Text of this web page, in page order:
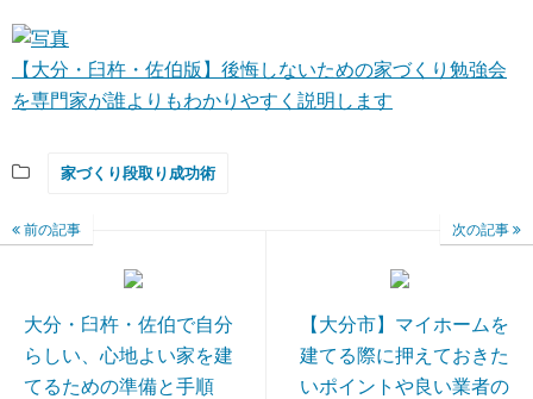
【大分・臼杵・佐伯版】後悔しないための家づくり勉強会
を専門家が誰よりもわかりやすく説明します
家づくり段取り成功術
前の記事
大分・臼杵・佐伯で自分
らしい、心地よい家を建
てるための準備と手順
次の記事
【大分市】マイホームを
建てる際に押えておきた
いポイントや良い業者の